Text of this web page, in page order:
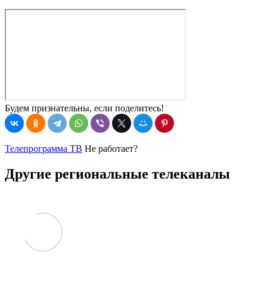
Будем признательны, если поделитесь!
Телепрограмма ТВ Не работает?
Другие региональные телеканалы